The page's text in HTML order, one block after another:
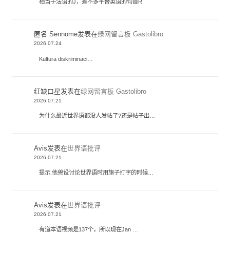
相当于法语的J，差不多平替英语的句首R
匿名 Sennome发表在绿网留言板 Gastolibro
2026.07.24
Kultura diskriminaci…
红缺口星发表在绿网留言板 Gastolibro
2026.07.21
为什么最近世界语都没人发帖了?还是帖子出…
Avis发表在世界语批评
2026.07.21
提示:他兽设讨论世界语时用旗子打字的时候…
Avis发表在世界语批评
2026.07.21
有道本语视频是137个，所以现在Jan …